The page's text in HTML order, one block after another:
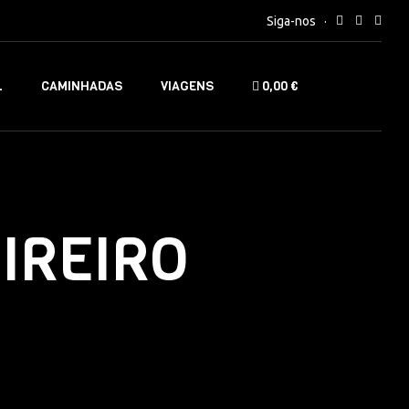
Siga-nos
CAMINHADAS VIAGENS 0,00 €